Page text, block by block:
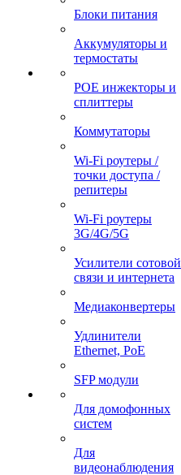
Блоки питания
Аккумуляторы и
термостаты
POE инжекторы и
сплиттеры
Коммутаторы
Wi-Fi роутеры /
точки доступа /
репитеры
Wi-Fi роутеры
3G/4G/5G
Усилители сотовой
связи и интернета
Медиаконвертеры
Удлинители
Ethernet, PoE
SFP модули
Для домофонных
систем
Для
видеонаблюдения